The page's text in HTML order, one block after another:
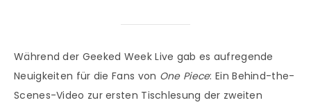
Während der Geeked Week Live gab es aufregende
Neuigkeiten für die Fans von One Piece: Ein Behind-the-
Scenes-Video zur ersten Tischlesung der zweiten